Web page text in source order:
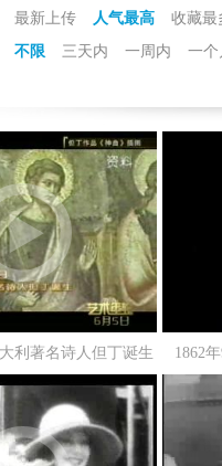
最新上传 人气最高
收藏最
不限 三天内 一周内 一个
利著名诗人但丁诞生 1862